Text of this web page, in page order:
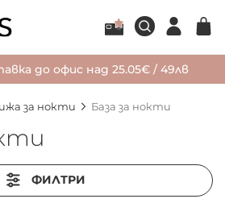
до офис над 25.05€ / 49лв
за нокти База за нокти
ФИЛТРИ